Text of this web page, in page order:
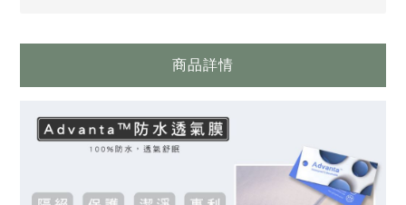
商品詳情